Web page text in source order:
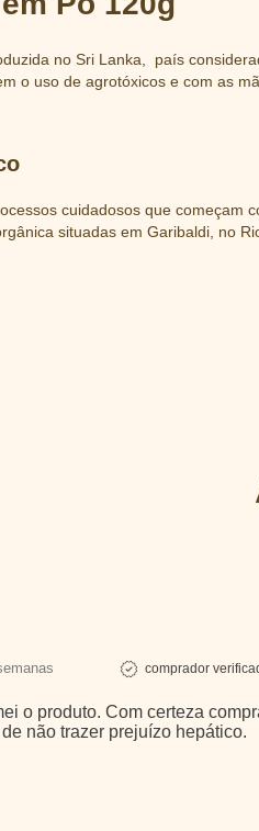
no Sri Lanka, país
o uso de agrotóxicos e com as
cuidadosos que começam
situadas em Garibaldi, no
comprador
o produto. Com certeza
não trazer prejuízo hepático.